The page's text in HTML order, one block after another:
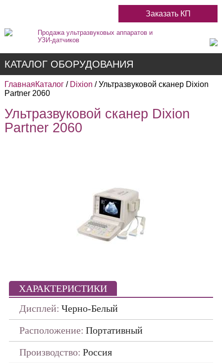
Заказать КП
Продажа ультразвуковых аппаратов и
УЗИ-датчиков
КАТАЛОГ ОБОРУДОВАНИЯ
Недорогие
ДАТЧИКИ
ГлавнаяКаталог/ Dixion / Ультразвуковой сканер Dixion
Partner 2060
Ультразвуковой сканер Dixion
Partner 2060
ХАРАКТЕРИСТИКИ
Дисплей: Черно-Белый
Расположение: Портативный
Производство: Россия